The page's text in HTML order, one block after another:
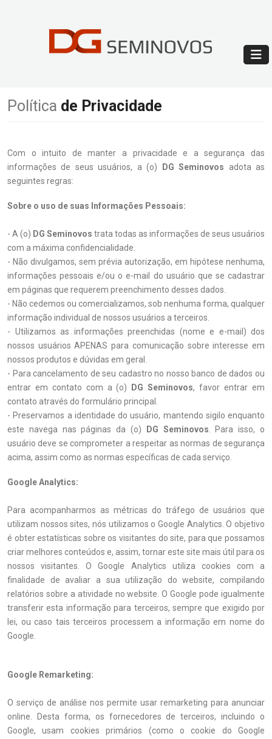
Política de Privacidade
Com o intuito de manter a privacidade e a segurança das
informações de seus usuários, a (o)
DG Seminovos adota as
seguintes regras:
Sobre o uso de suas Informações Pessoais:
- A (o) DG Seminovos trata todas as informações de seus usuários
com a máxima confidencialidade.
- Não divulgamos, sem prévia autorização, em hipótese nenhuma,
informações pessoais e/ou o e-mail do usuário que se cadastrar
em páginas que requerem preenchimento desses dados.
- Não cedemos ou comercializamos, sob nenhuma forma, qualquer
informação individual de nossos usuários a terceiros.
- Utilizamos as informações preenchidas (nome e e-mail) dos
nossos usuários APENAS para comunicação sobre interesse em
nossos produtos e dúvidas em geral.
- Para cancelamento de seu cadastro no nosso banco de dados ou
entrar em contato com a (o)
DG Seminovos, favor entrar em
contato através do formulário principal.
- Preservamos a identidade do usuário, mantendo sigilo enquanto
este navega nas páginas da (o)
DG Seminovos . Para isso, o
usuário deve se comprometer a respeitar as normas de segurança
acima, assim como as normas específicas de cada serviço.
Google Analytics:
Para acompanharmos as métricas do tráfego de usuários que
utilizam nossos sites, nós utilizamos o Google Analytics. O objetivo
é obter estatísticas sobre os visitantes do site, para que possamos
criar melhores conteúdos e, assim, tornar este site mais útil para os
nossos visitantes. O Google Analytics utiliza cookies com a
finalidade de avaliar a sua utilização do website, compilando
relatórios sobre a atividade no website. O Google pode igualmente
transferir esta informação para terceiros, sempre que exigido por
lei, ou caso tais terceiros processem a informação em nome do
Google.
Google Remarketing:
O serviço de análise nos permite usar remarketing para anunciar
online. Desta forma, os fornecedores de terceiros, incluindo o
Google, usam cookies primários (como o cookie do Google